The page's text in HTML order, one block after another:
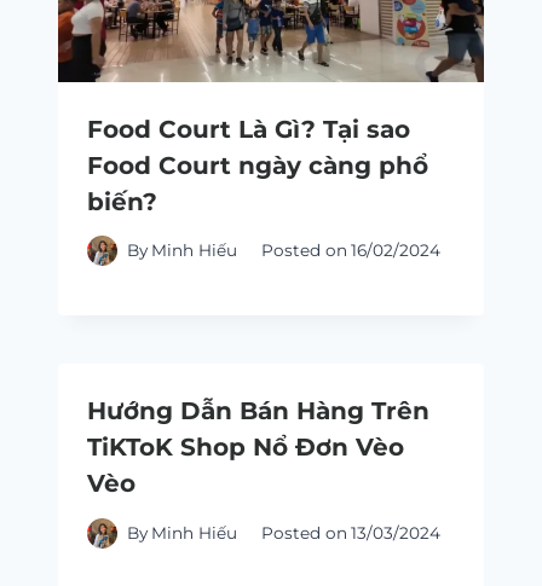
Food Court Là Gì? Tại sao
Food Court ngày càng phổ
biến?
By Minh Hiếu Posted on 16/02/2024
Hướng Dẫn Bán Hàng Trên
TiKToK Shop Nổ Đơn Vèo
Vèo
By Minh Hiếu Posted on 13/03/2024